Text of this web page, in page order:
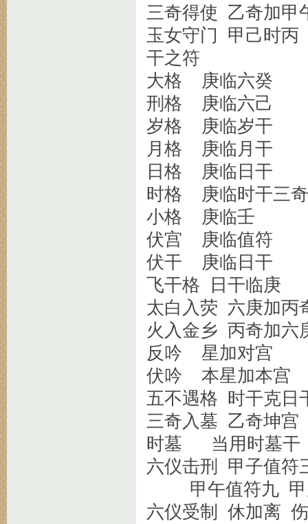
三奇得使 乙奇加甲
玉女守门 甲己时
干之符
大格 庚临六癸
刑格 庚临六己
岁格 庚临岁干
月格 庚临月干
日格 庚临日干
时格 庚临时干三奇
小格 庚临壬
伏宫 庚临值符
伏干 庚临日干
飞干格 日干临庚
太白入荧 六庚加丙
火入金乡 丙奇加六
反吟 星加对宫
伏吟 本星加本宫
五不遇格 时干克日
三奇入墓 乙奇坤
时墓 当用时墓干
六仪击刑 甲子值符
甲午值符九 甲
六仪受制 休加离